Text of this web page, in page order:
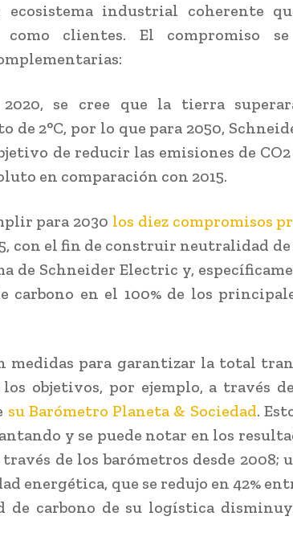
ecosistema industrial coherente
como clientes. El compromiso
2020, se cree que la tierra
de 2°C, por lo que para 2050,
de reducir las emisiones de CO2
en comparación con 2015.
para 2030 los diez compromisos
con el fin de construir neutralidad
de Schneider Electric y,
carbono en el 100% de los
medidas para garantizar la total
objetivos, por ejemplo, a través
su Barómetro Planeta & Sociedad.
y se puede notar en los
de los barómetros desde 2008;
energética, que se redujo en 42%
de carbono de su logística